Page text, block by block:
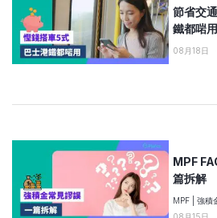
節省交
鐵都啱用
08月18日
MPF
篇拆解
MPF
強積